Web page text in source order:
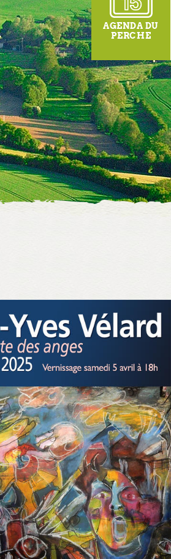
AGENDA DU
PERCHE